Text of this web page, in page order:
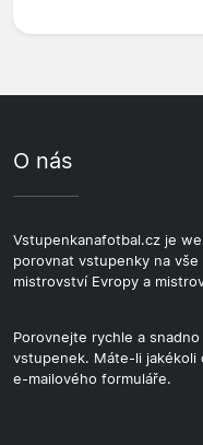
O nás
Vstupenkanafotbal.cz je
porovnat vstupenky na
mistrovství Evropy a
Porovnejte rychle a
vstupenek. Máte-li
e-mailového formuláře.